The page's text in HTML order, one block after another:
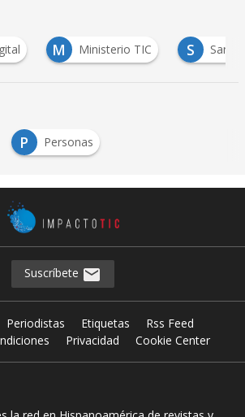
M Ministerio TIC S Santiago
P Personas
Suscríbete
Periodistas Etiquetas
Rss Feed
Privacidad Cookie Center